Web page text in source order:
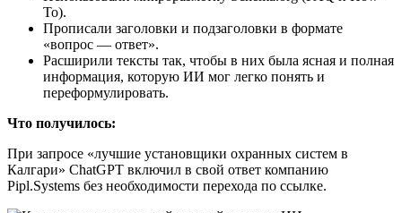
To).
Прописали заголовки и подзаголовки в формате
«вопрос — ответ».
Расширили тексты так, чтобы в них была ясная и полная
информация, которую ИИ мог легко понять и
переформулировать.
Что получилось:
При запросе «лучшие установщики охранных систем в
Калгари» ChatGPT включил в свой ответ компанию
Pipl.Systems без необходимости перехода по ссылке.